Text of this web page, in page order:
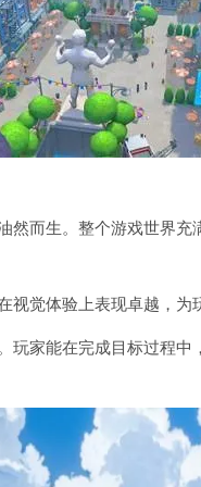
然而生。整个游戏世界
觉体验上表现卓越，为
玩家能在完成目标过程